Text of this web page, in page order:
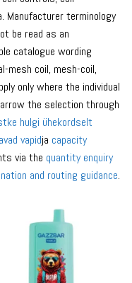
Manufacturer terminology
be read as an
catalogue wording
mesh coil, mesh-coil,
only where the individual
the selection through
hulgi ühekordselt
vapidja capacity
via the quantity enquiry
and routing guidance.